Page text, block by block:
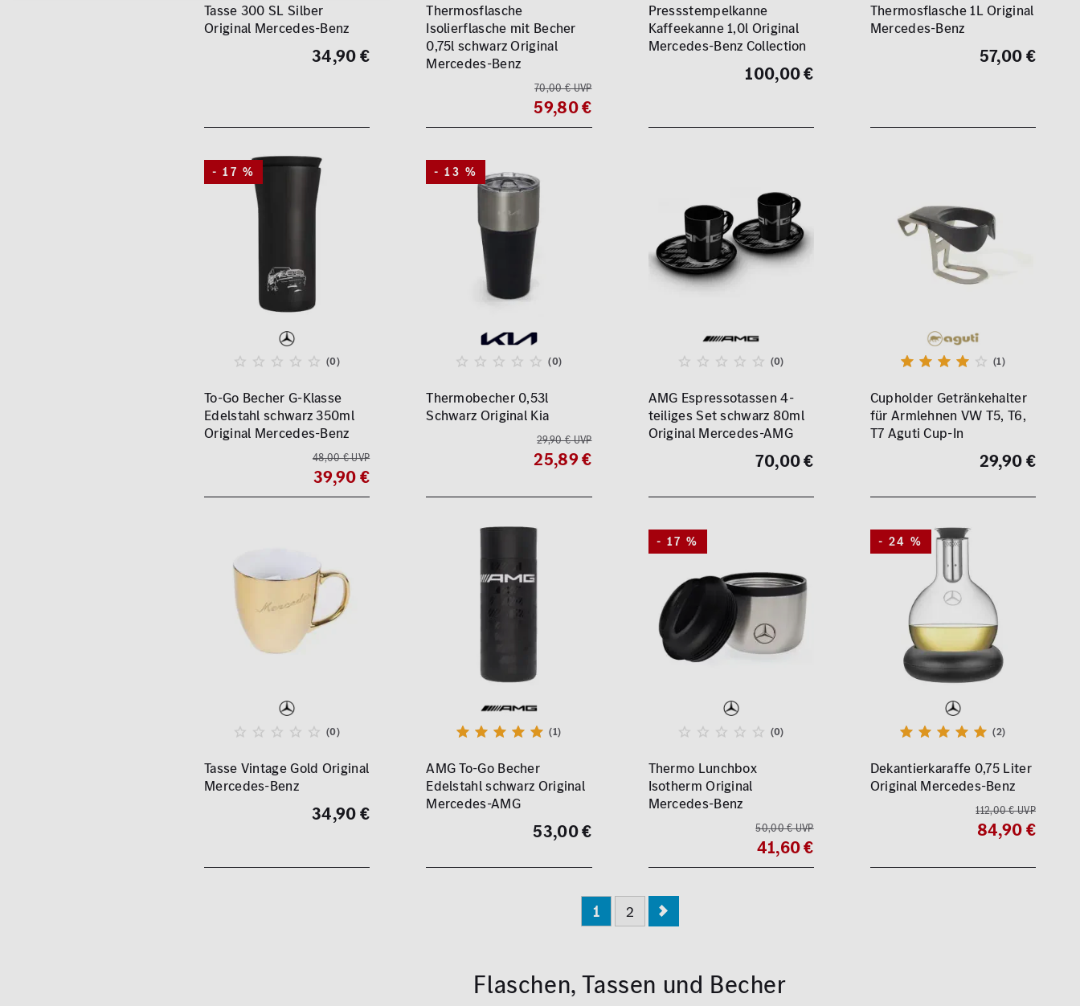
Tasse 300 SL Silber
Original Mercedes-Benz
34,90 €
Thermosflasche
Isolierflasche mit Becher
0,75l schwarz Original
Mercedes-Benz
70,00 € UVP
59,80 €
Pressstempelkanne
Kaffeekanne 1,0l Original
Mercedes-Benz Collection
100,00 €
Thermosflasche 1L Original
Mercedes-Benz
57,00 €
- 17 %
(0)
To-Go Becher G-Klasse
Edelstahl schwarz 350ml
Original Mercedes-Benz
48,00 € UVP
39,90 €
- 13 %
(0)
Thermobecher 0,53l
Schwarz Original Kia
29,90 € UVP
25,89 €
(0)
AMG Espressotassen 4-
teiliges Set schwarz 80ml
Original Mercedes-AMG
70,00 €
(1)
Cupholder Getränkehalter
für Armlehnen VW T5, T6,
T7 Aguti Cup-In
29,90 €
(0)
Tasse Vintage Gold Original
Mercedes-Benz
34,90 €
(1)
AMG To-Go Becher
Edelstahl schwarz Original
Mercedes-AMG
53,00 €
- 17 %
(0)
Thermo Lunchbox
Isotherm Original
Mercedes-Benz
50,00 € UVP
41,60 €
- 24 %
(2)
Dekantierkaraffe 0,75 Liter
Original Mercedes-Benz
112,00 € UVP
84,90 €
1 2
Flaschen, Tassen und Becher